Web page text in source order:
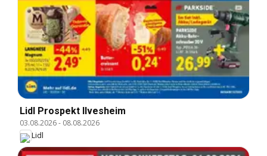
Lidl Prospekt Ilvesheim
03.08.2026- 08.08.2026
Lidl